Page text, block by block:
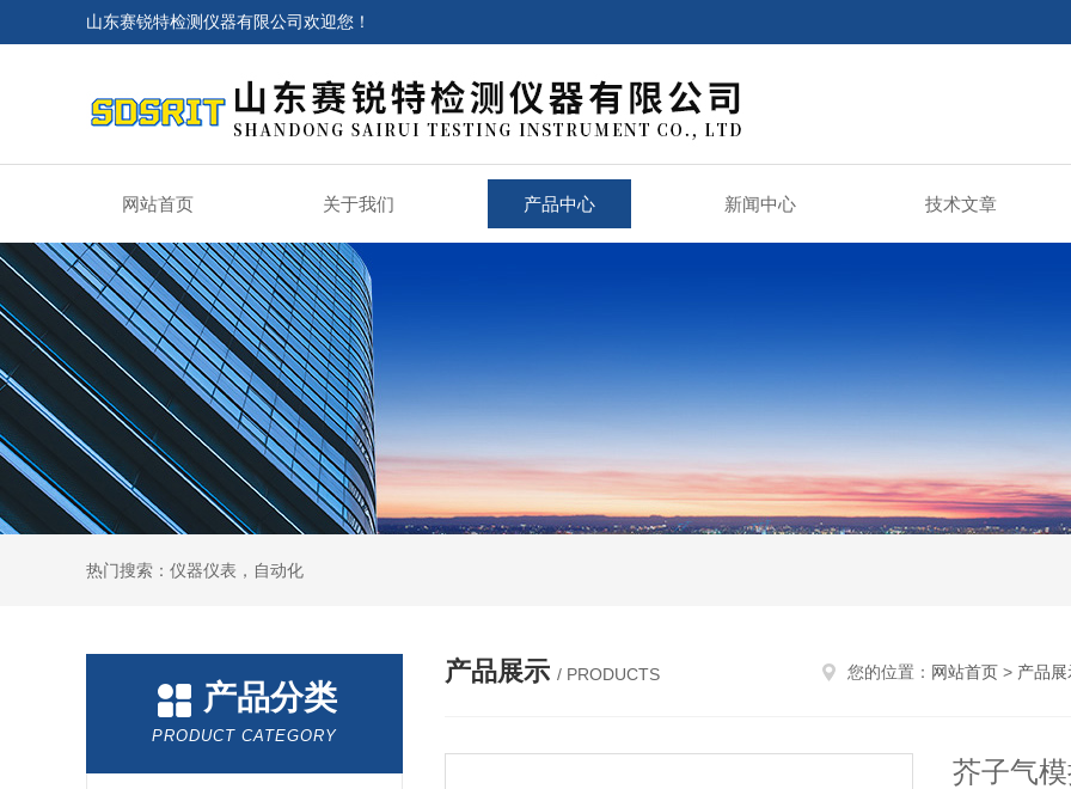
山东赛锐特检测仪器有限公司欢迎您！
网站首页 关于我们 产品中心 新闻中心 技术文章
热门搜索：仪器仪表，自动化
产品分类
PRODUCT CATEGORY
产品展示 / PRODUCTS 您的位置： 网站首页 > 产品展
芥子气